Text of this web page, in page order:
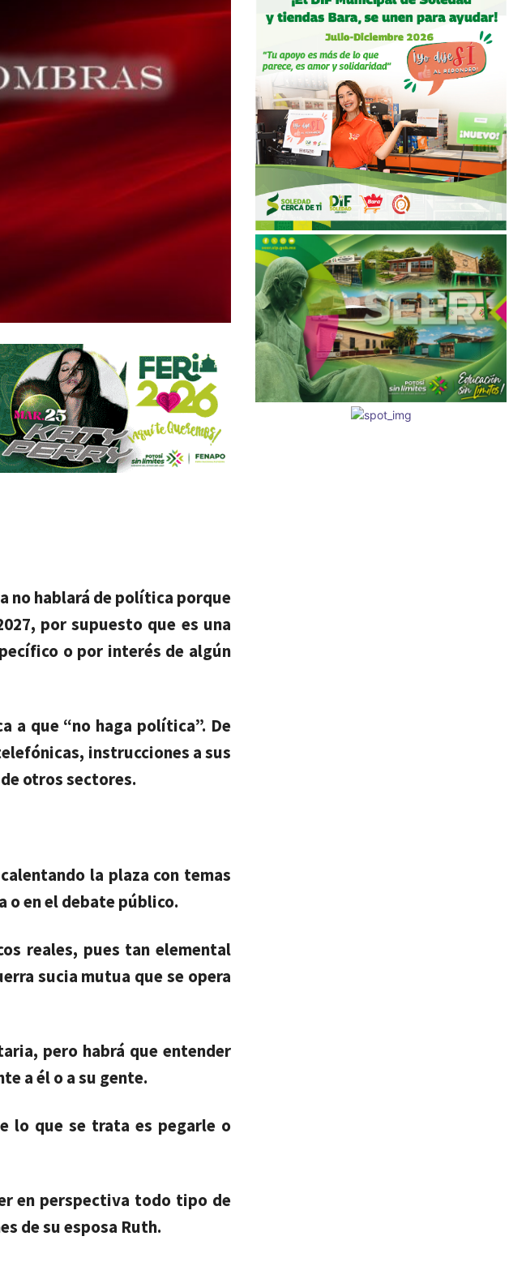
no hablará de política porque
por supuesto que es una
o por interés de algún
a que “no haga política”. De
instrucciones a sus
otros sectores.
la plaza con temas
o en el debate público.
reales, pues tan elemental
sucia mutua que se opera
pero habrá que entender
a él o a su gente.
lo que se trata es pegarle o
en perspectiva todo tipo de
de su esposa Ruth.